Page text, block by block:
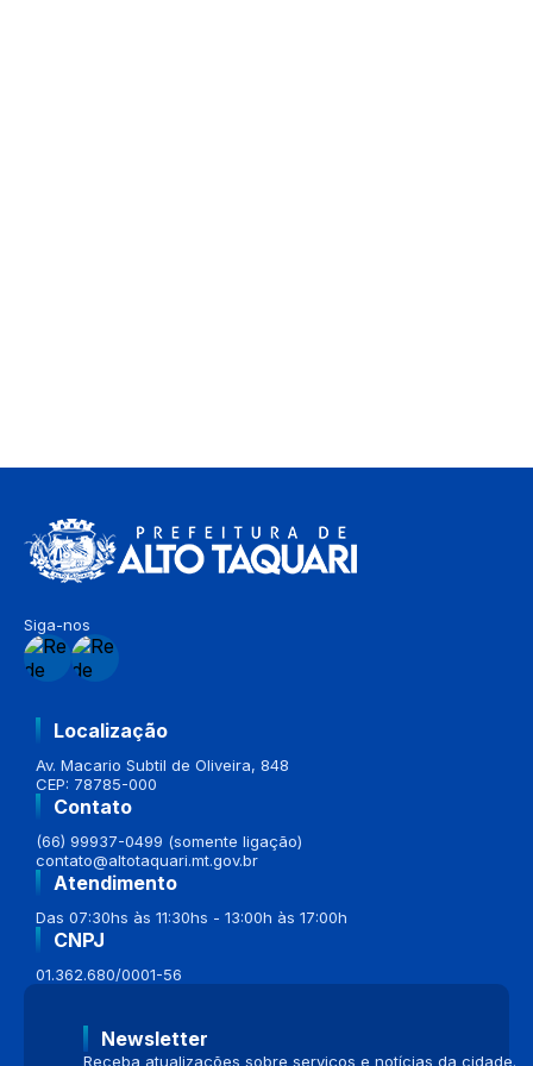
Siga-nos
Localização
Av. Macario Subtil de Oliveira, 848
CEP: 78785-000
Contato
(66) 99937-0499 (somente ligação)
contato@altotaquari.mt.gov.br
Atendimento
Das 07:30hs às 11:30hs - 13:00h às 17:00h
CNPJ
01.362.680/0001-56
Newsletter
Receba atualizações sobre serviços e notícias da cidade.